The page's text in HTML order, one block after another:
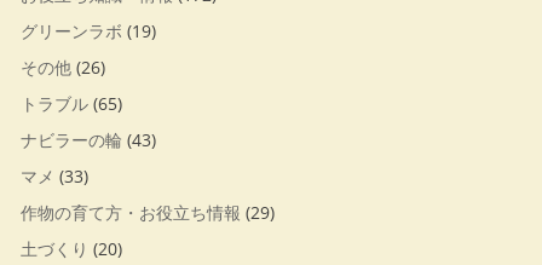
グリーンラボ (19)
その他 (26)
トラブル (65)
ナビラーの輪 (43)
マメ (33)
作物の育て方・お役立ち情報 (29)
土づくり (20)